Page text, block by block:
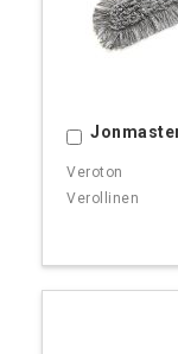
Ostoskoriin